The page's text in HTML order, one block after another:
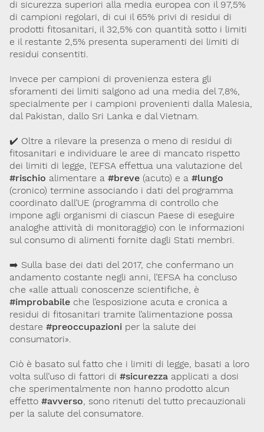
di sicurezza superiori alla media europea con il 97,5%
di campioni regolari, di cui il 65% privi di residui di
prodotti fitosanitari, il 32,5% con quantità sotto i limiti
e il restante 2,5% presenta superamenti dei limiti di
residui consentiti.
Invece per campioni di provenienza estera gli
sforamenti dei limiti salgono ad una media del 7,8%,
specialmente per i campioni provenienti dalla Malesia,
dal Pakistan, dallo Sri Lanka e dal Vietnam.
✔️ Oltre a rilevare la presenza o meno di residui di
fitosanitari e individuare le aree di mancato rispetto
dei limiti di legge, l’EFSA effettua una valutazione del
#rischio alimentare a #breve (acuto) e a #lungo
(cronico) termine associando i dati del programma
coordinato dall’UE (programma di controllo che
impone agli organismi di ciascun Paese di eseguire
analoghe attività di monitoraggio) con le informazioni
sul consumo di alimenti fornite dagli Stati membri.
➡️ Sulla base dei dati del 2017, che confermano un
andamento costante negli anni, l’EFSA ha concluso
che «alle attuali conoscenze scientifiche, è
#improbabile che l’esposizione acuta e cronica a
residui di fitosanitari tramite l’alimentazione possa
destare #preoccupazioni per la salute dei
consumatori».
Ciò è basato sul fatto che i limiti di legge, basati a loro
volta sull’uso di fattori di #sicurezza applicati a dosi
che sperimentalmente non hanno prodotto alcun
effetto #avverso, sono ritenuti del tutto precauzionali
per la salute del consumatore.